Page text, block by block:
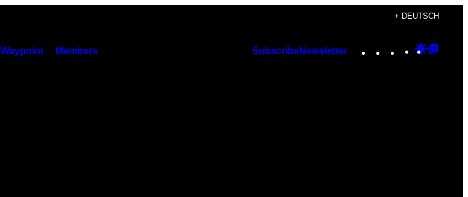
+ DEUTSCH
Waypoint Members SubscribeNewsletter Instagram
TikTok
YouTube
Google